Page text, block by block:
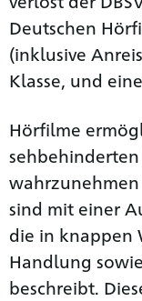
Deutschen
(inklusive
Klasse, und
Hörfilme
sehbehinderten
sind mit einer
die in knappen
Handlung
beschreibt.